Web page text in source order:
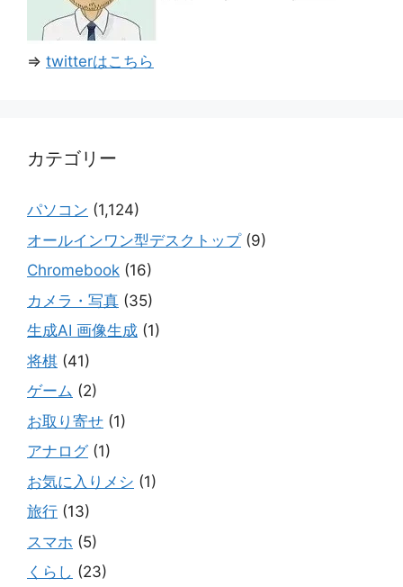
⇒ twitterはこちら
カテゴリー
パソコン (1,124)
オールインワン型デスクトップ(9)
Chromebook (16)
カメラ・写真 (35)
生成AI 画像生成 (1)
将棋 (41)
ゲーム (2)
お取り寄せ (1)
アナログ(1)
お気に入りメシ (1)
旅行 (13)
スマホ (5)
くらし (23)